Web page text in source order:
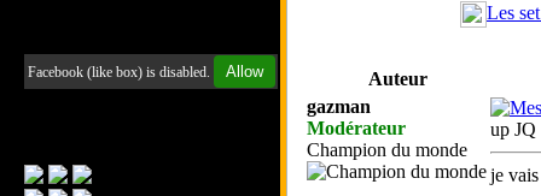
Facebook (like box) is disabled. Allow
Les
Auteur
gazman
Modérateur
Champion du monde
up JQ
je